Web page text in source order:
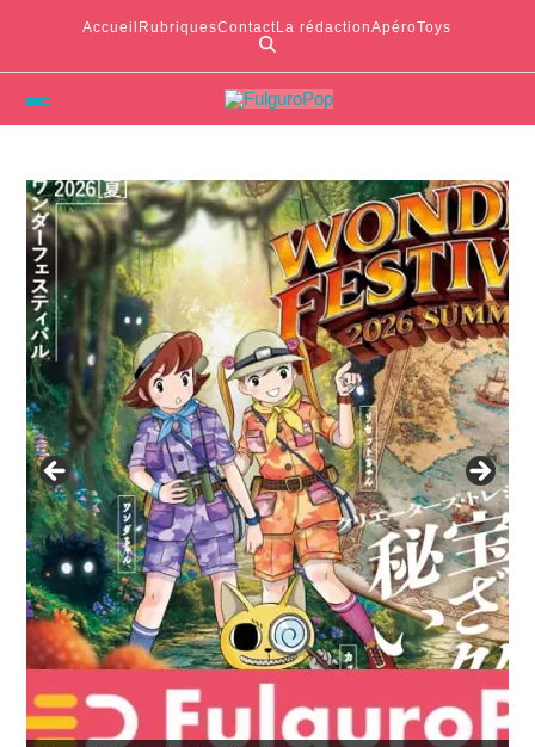
Accueil RubriquesContactLa rédactionApéroToys